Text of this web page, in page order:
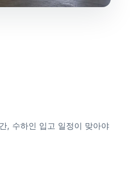
, 수하인 입고 일정이 맞아야